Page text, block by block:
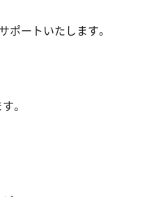
ートいたします。
。